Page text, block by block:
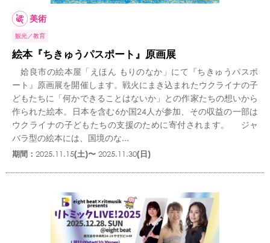
美術
観光 教育
絵本『ちきゅうパスポート』原画展
姶良市の絵本屋「えほん もりのなか」にて『ちきゅうパスポ
ート』原画展を開催します。戦火にまき込まれたウクライナの子
どもたちに「何かできることはないか」との作家たちの想いから
作られた絵本。日本を含む6か国24人が参加、その収益の一部は
ウクライナの子どもたちの支援のために寄付されます。 ジャ
バラ型の絵本には、国境のな...
期間： 2025.11.15(土)〜 2025.11.30(日)